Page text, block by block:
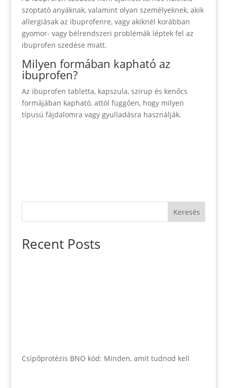
szoptató anyáknak, valamint olyan személyeknek, akik
allergiásak az ibuprofenre, vagy akiknél korábban
gyomor- vagy bélrendszeri problémák léptek fel az
ibuprofen szedése miatt.
Milyen formában kapható az
ibuprofen?
Az ibuprofen tabletta, kapszula, szirup és kenőcs
formájában kapható, attól függően, hogy milyen
típusú fájdalomra vagy gyulladásra használják.
Keresés
Recent Posts
Csípőprotézis BNO kód: Minden, amit tudnod kell